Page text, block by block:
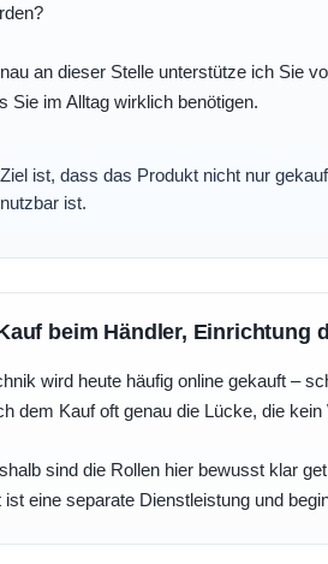
an dieser Stelle unterstütze ich Sie
Sie im Alltag wirklich benötigen.
Ziel ist, dass das Produkt nicht nur
nutzbar ist.
beim Händler, Einrichtung
wird heute häufig online gekauft –
dem Kauf oft genau die Lücke, die
sind die Rollen hier bewusst klar
ist eine separate Dienstleistung und